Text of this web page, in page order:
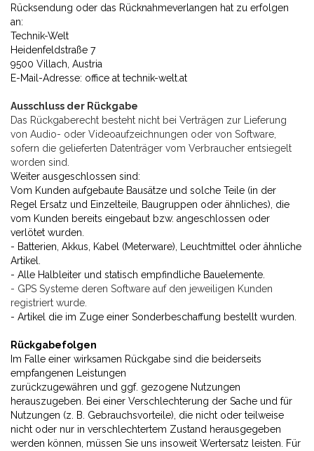
Rücksendung oder das Rücknahmeverlangen hat zu erfolgen
an:
Technik-Welt
Heidenfeldstraße 7
9500 Villach, Austria
E-Mail-Adresse: office at technik-welt.at
Ausschluss der Rückgabe
Das Rückgaberecht besteht nicht bei Verträgen zur Lieferung
von Audio- oder Videoaufzeichnungen oder von Software,
sofern die gelieferten Datenträger vom Verbraucher entsiegelt
worden sind.
Weiter ausgeschlossen sind:
Vom Kunden aufgebaute Bausätze und solche Teile (in der
Regel Ersatz und Einzelteile, Baugruppen oder ähnliches), die
vom Kunden bereits eingebaut bzw. angeschlossen oder
verlötet wurden.
- Batterien, Akkus, Kabel (Meterware), Leuchtmittel oder ähnliche
Artikel.
- Alle Halbleiter und statisch empfindliche Bauelemente.
- GPS Systeme deren Software auf den jeweiligen Kunden
registriert wurde.
- Artikel die im Zuge einer Sonderbeschaffung bestellt wurden.
Rückgabefolgen
Im Falle einer wirksamen Rückgabe sind die beiderseits
empfangenen Leistungen
zurückzugewähren und ggf. gezogene Nutzungen
herauszugeben. Bei einer Verschlechterung der Sache und für
Nutzungen (z. B. Gebrauchsvorteile), die nicht oder teilweise
nicht oder nur in verschlechtertem Zustand herausgegeben
werden können, müssen Sie uns insoweit Wertersatz leisten. Für